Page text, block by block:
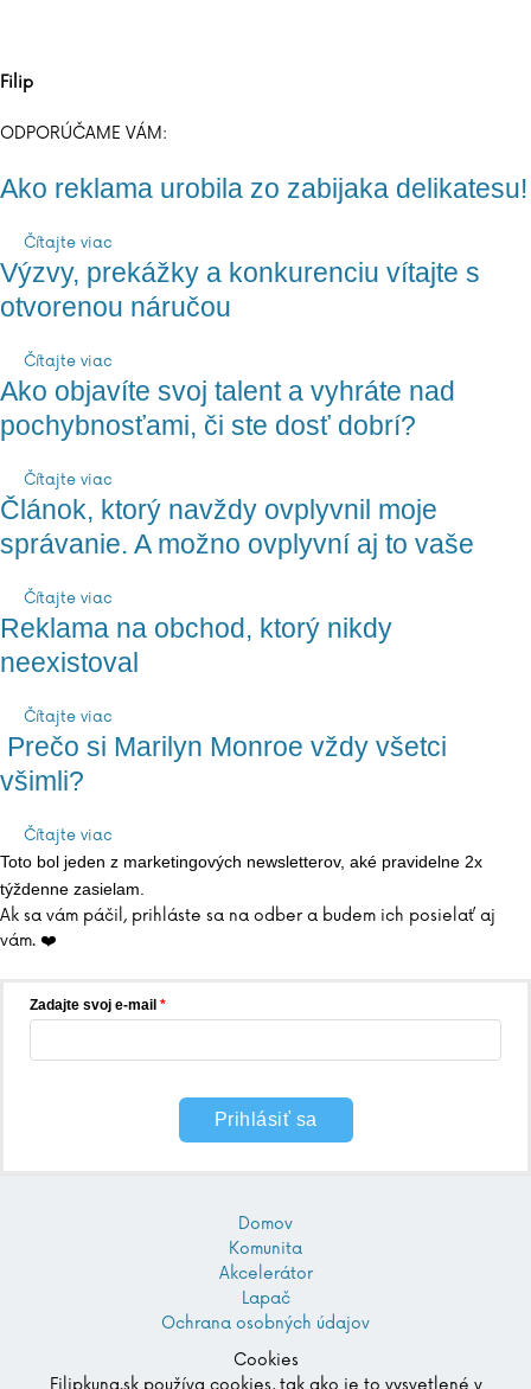
Filip
ODPORÚČAME VÁM:
Ako reklama urobila zo zabijaka delikatesu!
Čítajte viac
Výzvy, prekážky a konkurenciu vítajte s
otvorenou náručou
Čítajte viac
Ako objavíte svoj talent a vyhráte nad
pochybnosťami, či ste dosť dobrí?
Čítajte viac
Článok, ktorý navždy ovplyvnil moje
správanie. A možno ovplyvní aj to vaše
Čítajte viac
Reklama na obchod, ktorý nikdy
neexistoval
Čítajte viac
Prečo si Marilyn Monroe vždy všetci
všimli?
Čítajte viac
Toto bol jeden z marketingových newsletterov, aké pravidelne 2x
týždenne zasielam.
Ak sa vám páčil, prihláste sa na odber a budem ich posielať aj
vám. ❤️
Zadajte svoj e-mail
Prihlásiť sa
Domov
Komunita
Akcelerátor
Lapač
Ochrana osobných údajov
Cookies
Filipkuna.sk používa cookies, tak ako je to vysvetlené v